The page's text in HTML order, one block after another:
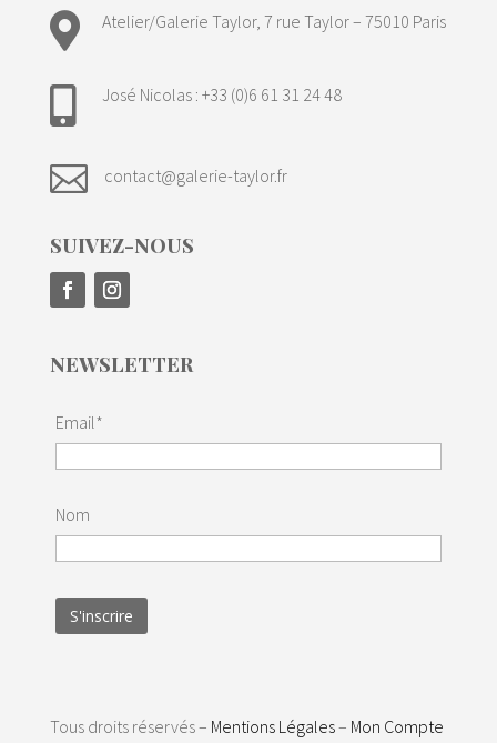
 Atelier/Galerie Taylor, 7 rue Taylor – 75010 Paris
 José Nicolas : +33 (0)6 61 31 24 48
 contact@galerie-taylor.fr
SUIVEZ-NOUS
NEWSLETTER
Email*
Nom
Tous droits réservés – Mentions Légales– Mon Compte